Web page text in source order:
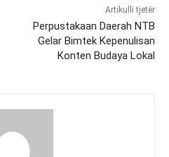
Artikulli tjetër
Perpustakaan Daerah NTB
Gelar Bimtek Kepenulisan
Konten Budaya Lokal